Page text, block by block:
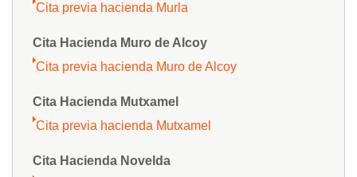
Cita previa hacienda Murla
Cita Hacienda Muro de Alcoy
Cita previa hacienda Muro de Alcoy
Cita Hacienda Mutxamel
Cita previa hacienda Mutxamel
Cita Hacienda Novelda